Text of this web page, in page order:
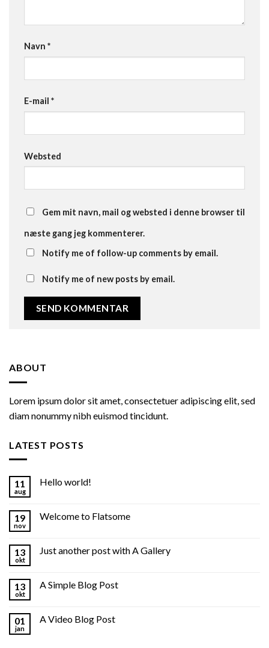
Navn *
E-mail *
Websted
Gem mit navn, mail og websted i denne browser til
næste gang jeg kommenterer.
Notify me of follow-up comments by email.
Notify me of new posts by email.
ABOUT
Lorem ipsum dolor sit amet, consectetuer adipiscing elit, sed
diam nonummy nibh euismod tincidunt.
LATEST POSTS
11
aug
Hello world!
19
nov
Welcome to Flatsome
13
okt
Just another post with A Gallery
13
okt
A Simple Blog Post
01
jan
A Video Blog Post